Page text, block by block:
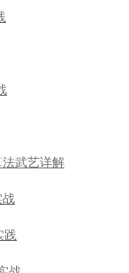
法武艺详解
战
践